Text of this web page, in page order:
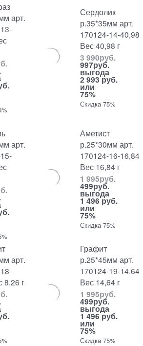
арт.
Сердолик
р.35*35мм арт.
170124-14-40,98
Вес 40,98 г
3 990руб.
997руб.
выгода
2 993 руб.
или
75%
Скидка 75%
арт.
Аметист
р.25*30мм арт.
170124-16-16,84
Вес 16,84 г
1 995руб.
499руб.
выгода
1 496 руб.
или
75%
Скидка 75%
арт.
8,26 г
Графит
р.25*45мм арт.
170124-19-14,64
Вес 14,64 г
1 995руб.
499руб.
выгода
1 496 руб.
или
75%
Скидка 75%